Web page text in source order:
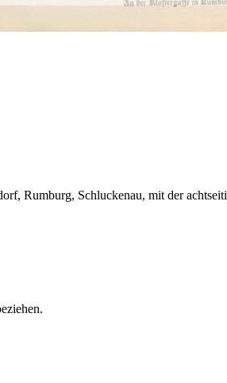
Rumburg, Schluckenau, mit der